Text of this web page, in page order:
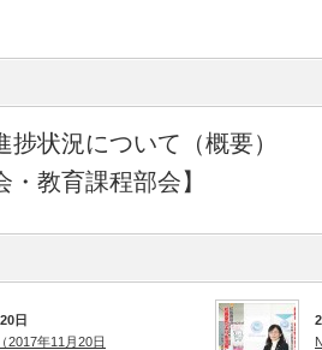
状況について（概要）
・教育課程部会】
日
2017年11月20日